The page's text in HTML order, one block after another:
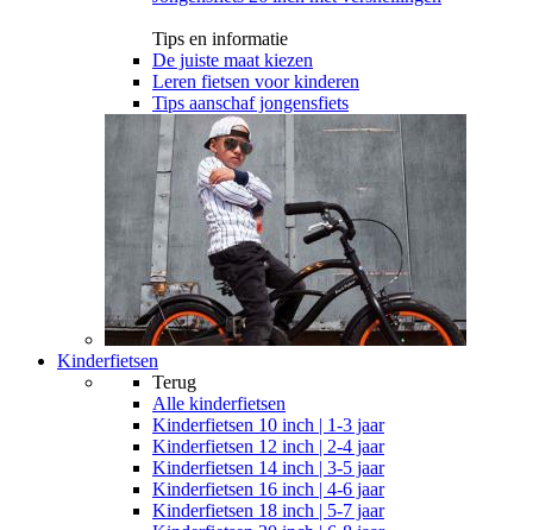
Tips en informatie
De juiste maat kiezen
Leren fietsen voor kinderen
Tips aanschaf jongensfiets
Kinderfietsen
Terug
Alle kinderfietsen
Kinderfietsen 10 inch | 1-3 jaar
Kinderfietsen 12 inch | 2-4 jaar
Kinderfietsen 14 inch | 3-5 jaar
Kinderfietsen 16 inch | 4-6 jaar
Kinderfietsen 18 inch | 5-7 jaar